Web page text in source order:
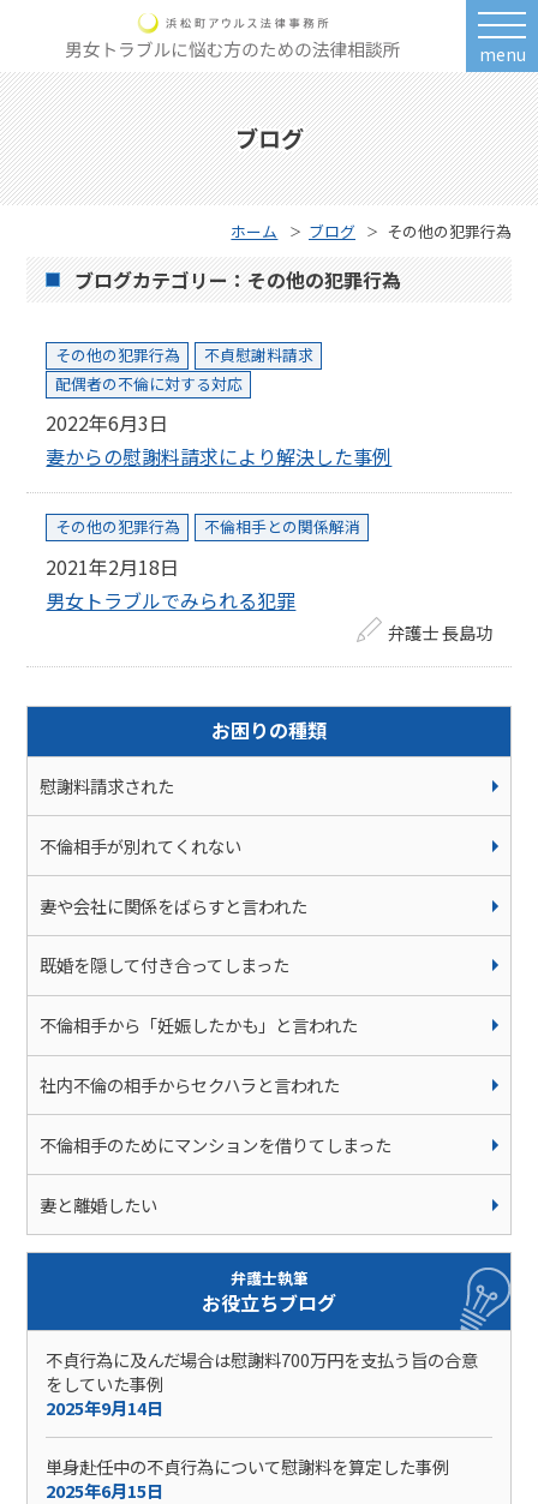
menu
ブログ
ホーム ブログ その他の犯罪行為
ブログカテゴリー：その他の犯罪行為
その他の犯罪行為
不貞慰謝料請求
配偶者の不倫に対する対応
2022年6月3日
妻からの慰謝料請求により解決した事例
その他の犯罪行為 不倫相手との関係解消
2021年2月18日
男女トラブルでみられる犯罪
弁護士 長島功
お困りの種類
慰謝料請求された
不倫相手が別れてくれない
妻や会社に関係をばらすと言われた
既婚を隠して付き合ってしまった
不倫相手から「妊娠したかも」と言われた
社内不倫の相手からセクハラと言われた
不倫相手のためにマンションを借りてしまった
妻と離婚したい
弁護士執筆
お役立ちブログ
不貞行為に及んだ場合は慰謝料700万円を支払う旨の合意
をしていた事例
2025年9月14日
単身赴任中の不貞行為について慰謝料を算定した事例
2025年6月15日